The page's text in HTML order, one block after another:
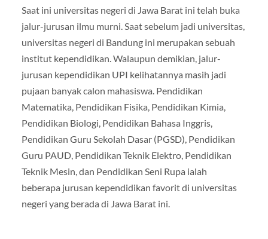
Saat ini universitas negeri di Jawa Barat ini telah buka
jalur-jurusan ilmu murni. Saat sebelum jadi universitas,
universitas negeri di Bandung ini merupakan sebuah
institut kependidikan. Walaupun demikian, jalur-
jurusan kependidikan UPI kelihatannya masih jadi
pujaan banyak calon mahasiswa. Pendidikan
Matematika, Pendidikan Fisika, Pendidikan Kimia,
Pendidikan Biologi, Pendidikan Bahasa Inggris,
Pendidikan Guru Sekolah Dasar (PGSD), Pendidikan
Guru PAUD, Pendidikan Teknik Elektro, Pendidikan
Teknik Mesin, dan Pendidikan Seni Rupa ialah
beberapa jurusan kependidikan favorit di universitas
negeri yang berada di Jawa Barat ini.